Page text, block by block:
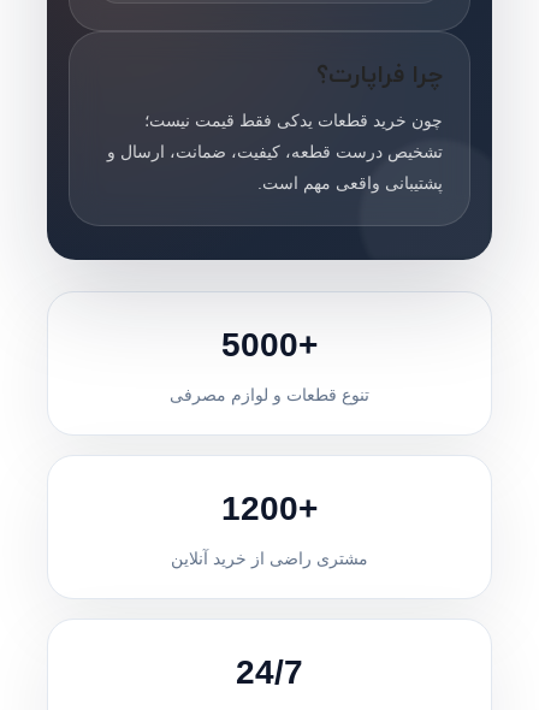
چرا فراپارت؟
چون خرید قطعات یدکی فقط قیمت نیست؛
تشخیص درست قطعه، کیفیت، ضمانت، ارسال و
پشتیبانی واقعی مهم است.
+5000
تنوع قطعات و لوازم مصرفی
+1200
مشتری راضی از خرید آنلاین
24/7